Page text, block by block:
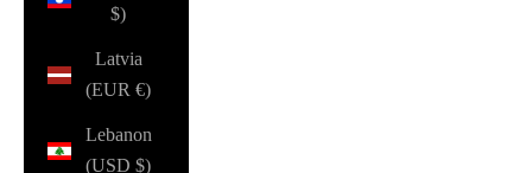
$)
Latvia
(EUR €)
Lebanon
(USD $)